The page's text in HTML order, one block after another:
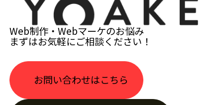
Web制作・Webマーケのお悩み
まずはお気軽にご相談ください！
お問い合わせはこちら